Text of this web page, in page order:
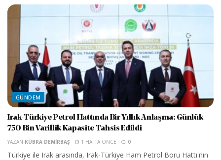
GÜNDEM
Irak-Türkiye Petrol Hattında Bir Yıllık Anlaşma: Günlük
750 Bin Varillik Kapasite Tahsis Edildi
YAZAN KÜBRA DEMIRBAŞ 1 HAFTA ÖNCE 0
Türkiye ile Irak arasında, Irak-Türkiye Ham Petrol Boru Hattı'nın